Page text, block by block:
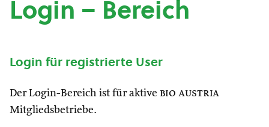
Login – Bereich
Login für registrierte User
Der Login-Bereich ist für aktive bio austria
Mitgliedsbetriebe.